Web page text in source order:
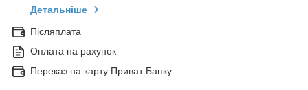
Детальніше
Післяплата
Оплата на рахунок
Переказ на карту Приват Банку